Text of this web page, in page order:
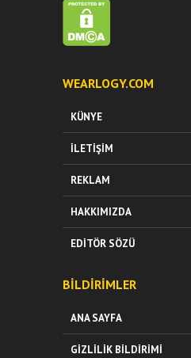
WEARLOGY.COM
KÜNYE
İLETIŞIM
REKLAM
HAKKIMIZDA
EDITÖR SÖZÜ
BILDIRIMLER
ANA SAYFA
GIZLILIK BILDIRIMI